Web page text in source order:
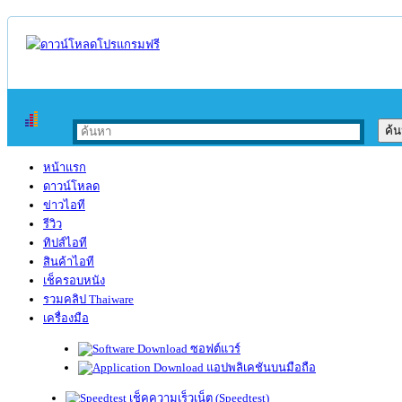
หน้าแรก
ดาวน์โหลด
ข่าวไอที
รีวิว
ทิปส์ไอที
สินค้าไอที
เช็ครอบหนัง
รวมคลิป Thaiware
เครื่องมือ
ซอฟต์แวร์
แอปพลิเคชันบนมือถือ
เช็คความเร็วเน็ต (Speedtest)